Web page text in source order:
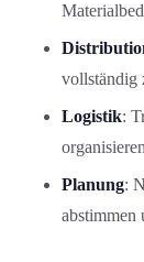
vollständig
Logistik:
organisieren
Planung:
abstimmen